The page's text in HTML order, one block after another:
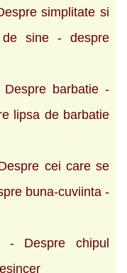
simplitate si
de sine - despre
barbatie -
lipsa de barbatie
cei care se
buna-cuviinta -
- Despre chipul